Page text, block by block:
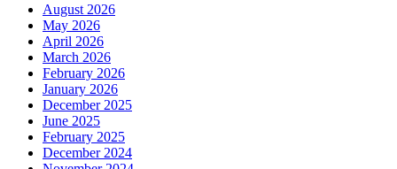
August 2026
May 2026
April 2026
March 2026
February 2026
January 2026
December 2025
June 2025
February 2025
December 2024